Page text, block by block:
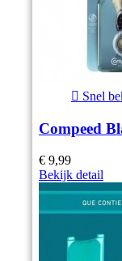
 Snel
Compeed
€ 9,99
Bekijk detail